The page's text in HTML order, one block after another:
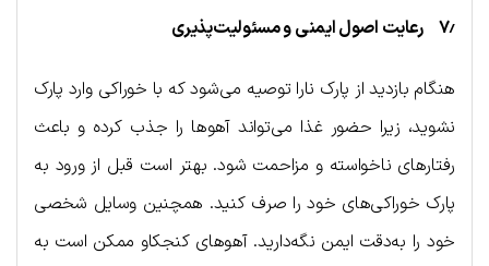
۷٫ رعایت اصول ایمنی و مسئولیت‌پذیری
هنگام بازدید از پارک نارا توصیه می‌شود که با خوراکی وارد پارک
نشوید، زیرا حضور غذا می‌تواند آهوها را جذب کرده و باعث
رفتارهای ناخواسته و مزاحمت شود. بهتر است قبل از ورود به
پارک خوراکی‌های خود را صرف کنید. همچنین وسایل شخصی
خود را به‌دقت ایمن نگه‌دارید. آهوهای کنجکاو ممکن است به